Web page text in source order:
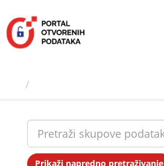
sadržaj
Prikaži napredno pretraživanje